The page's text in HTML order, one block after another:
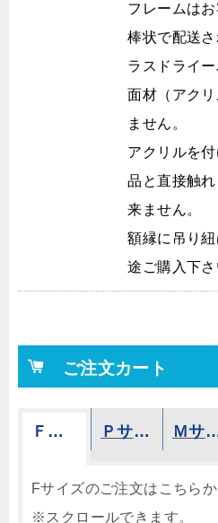
フレームはお
棒状で配送
ラスドライー
面材（アク
ません。
アクリルを
品と直接触
来ません。
額縁に吊り
途ご購入下さ
ご注文カート
Ｆサイズ Ｐサイズ Ｍサ
Fサイズのご注文はこちらか